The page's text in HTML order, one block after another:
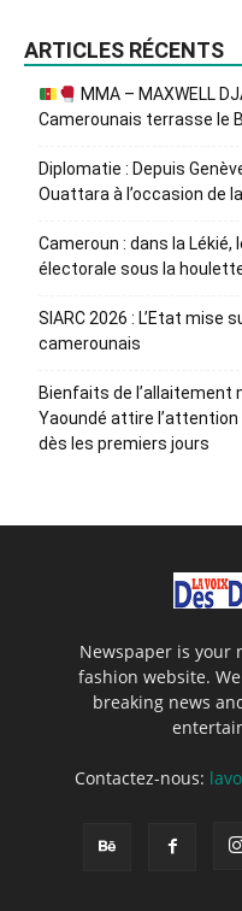
ARTICLES RÉCENTS
MMA – MAXWELL
Camerounais terrasse le
Diplomatie : Depuis
Ouattara à l’occasion de
Cameroun : dans la Lékié,
électorale sous la
SIARC 2026 : L’Etat
camerounais
Bienfaits de l’allaitement
Yaoundé attire
dès les premiers jours
Newspaper is your
fashion website.
breaking news
Contactez-nous: